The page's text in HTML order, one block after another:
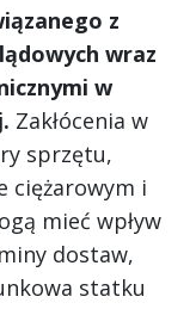
z
wraz
w
Zakłócenia w
sprzętu,
ciężarowym i
mieć wpływ
dostaw,
statku